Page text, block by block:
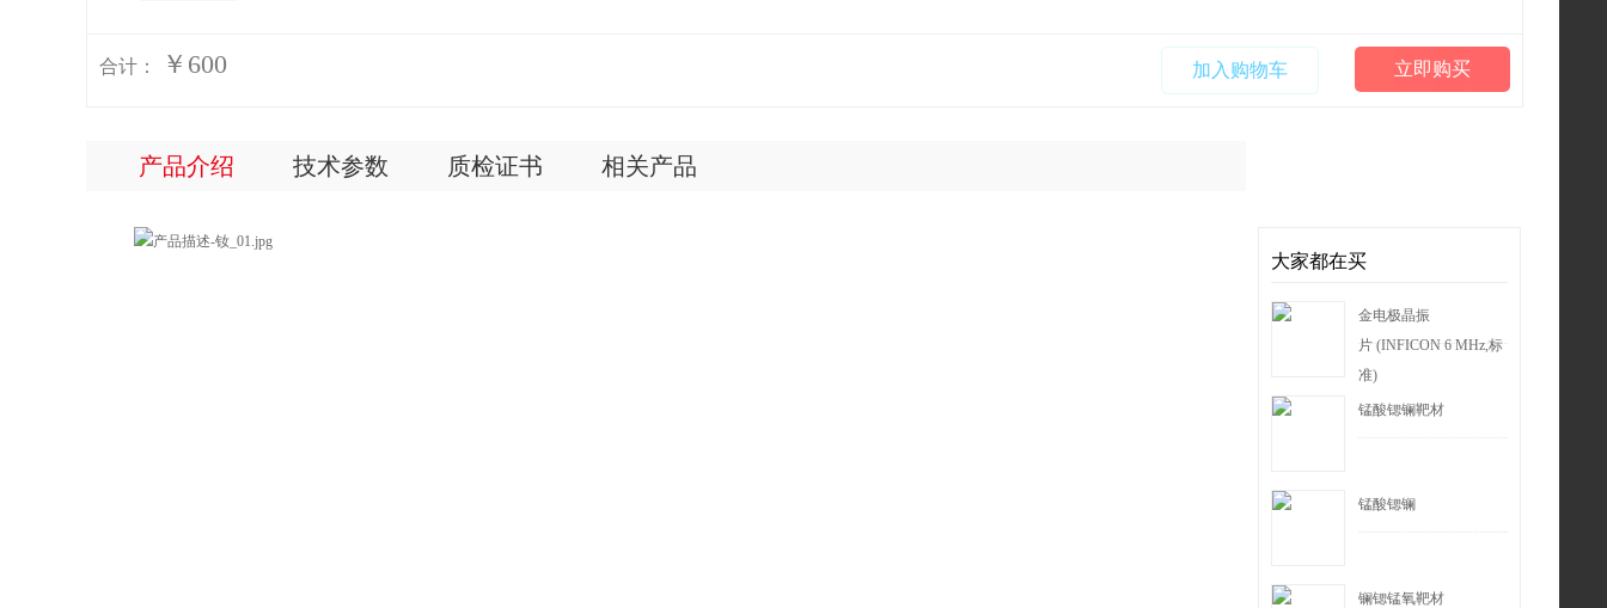
合计： ￥600 立即购买
加入购物车
产品介绍 技术参数 质检证书 相关产品
大家都在买
金电极晶振
片 (INFICON 6 MHz,标
准)
锰酸锶镧靶材
锰酸锶镧
镧锶锰氧靶材